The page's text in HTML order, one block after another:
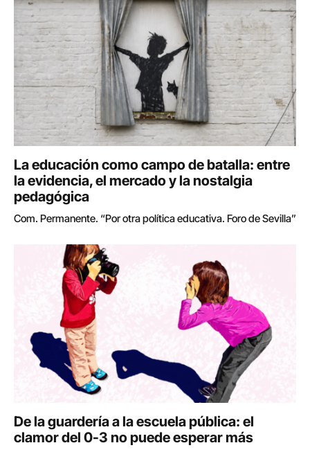
La educación como campo de batalla: entre
la evidencia, el mercado y la nostalgia
pedagógica
Com. Permanente. “Por otra política educativa. Foro de Sevilla”
De la guardería a la escuela pública: el
clamor del 0-3 no puede esperar más